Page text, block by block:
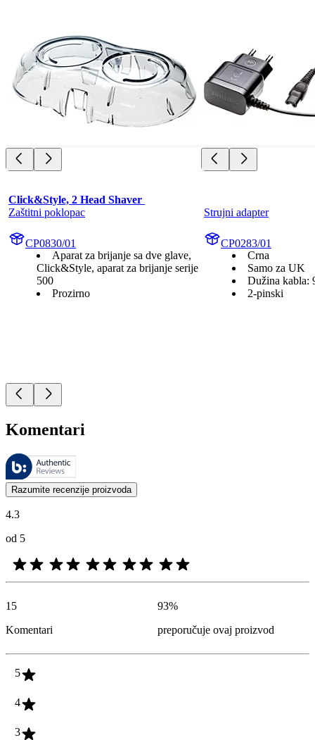
Click&Style, 2 Head Shaver
Zaštitni poklopac
CP0830/01
Aparat za brijanje sa dve glave,
Click&Style, aparat za brijanje serije
500
Prozirno
Strujni adapter
CP0283/01
Crna
Samo za UK
Dužina kabla:
2-pinski
Komentari
Ovim recenzijama upravlja Bazaarvoice i one su u skladu sa
Mišljenja kupaca u obliku ocena proizvoda i zvezdica korisna su za
Razumite recenzije proizvoda
4.3
od 5
15
Komentari
93%
preporučuje ovaj proizvod
5
4
3